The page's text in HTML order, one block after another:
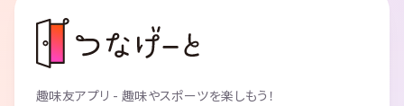
趣味友アプリ - 趣味やスポーツを楽しもう！